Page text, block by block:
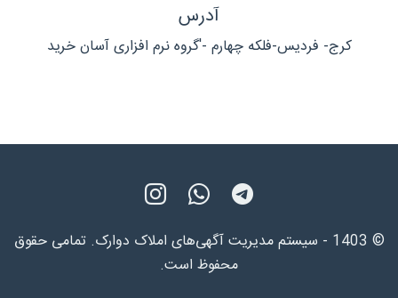
آدرس
کرج- فردیس-فلکه چهارم -'گروه نرم افزاری آسان خرید
© 1403 - سیستم مدیریت آگهی‌های املاک دوارک. تمامی حقوق
محفوظ است.